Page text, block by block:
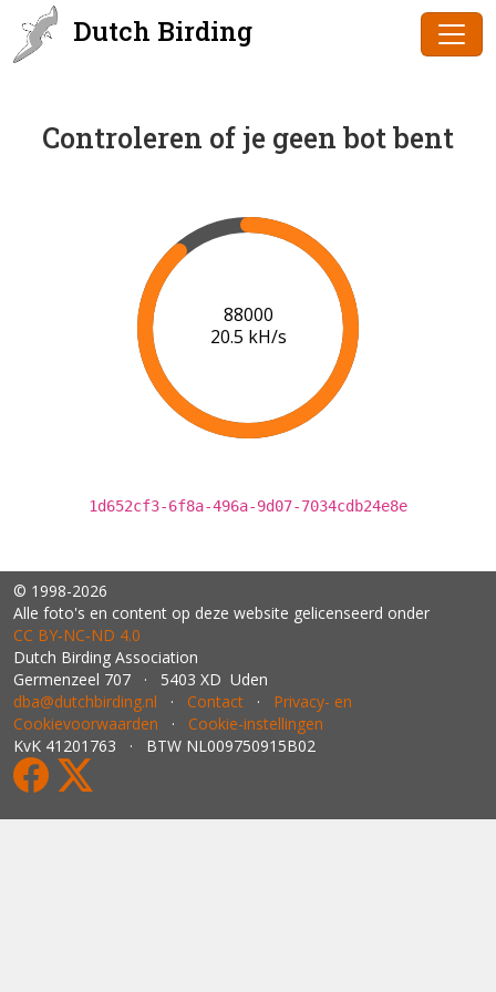
Dutch Birding
Controleren of je geen bot bent
90000
20.6 kH/s
1d652cf3-6f8a-496a-9d07-7034cdb24e8e
© 1998-2026
Alle foto's en content op deze website gelicenseerd onder
CC BY‑NC‑ND 4.0
Dutch Birding Association
Germenzeel 707 · 5403 XD Uden
dba@dutchbirding.nl · Contact · Privacy- en
Cookievoorwaarden · Cookie-instellingen
KvK 41201763 · BTW NL009750915B02